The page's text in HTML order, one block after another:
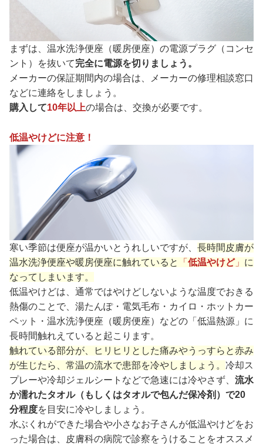
まずは、温水洗浄便座（暖房便座）の電源プラグ（コンセ
ント）を抜いて完全に電源を切りましょう。
メーカーの保証期間内の場合は、メーカーの修理相談窓口
などに連絡をしましょう。
購入して10年以上の場合は、交換が必要です。
低温やけどに注意！
寒い季節は便座が温かいとうれしいですが、 長時間皮膚が
温水洗浄便座や暖房便座に触れていると
「 低温やけど」 に
なってしまいます。
低温やけどは、通常ではやけどしないような温度でおきる
熱傷のことで、湯たんぽ・電気毛布・カイロ・ホットカー
ペット・温水洗浄便座（暖房便座）などの「低温熱源」に
長時間触れえていると起こります。
触れている部分が、ヒリヒリとした痛みやうっすらと赤み
が生じたら、常温の流水で患部を冷やしましょう。 冷却ス
プレーや冷却ジェルシートなどで急速には冷やさず、 流水
か濡れたタオル（もしくはタオルで包んだ保冷剤）で20
分程度を目安に冷やしましょう。
水ぶくれができた場合や小さなお子さんが低温やけどをお
った場合は、皮膚科の病院で診察をうけることをオススメ